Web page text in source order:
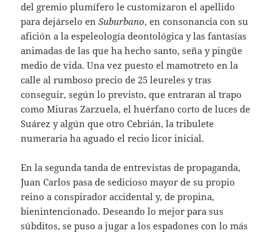
del gremio plumífero le customizaron el apellido
para dejárselo enSuburbano, en consonancia con su
afición a la espeleología deontológica y las fantasías
animadas de las que ha hecho santo, seña y pingüe
medio de vida. Una vez puesto el mamotreto en la
calle al rumboso precio de 25 leureles y tras
conseguir, según lo previsto, que entraran al trapo
como Miuras Zarzuela, el huérfano corto de luces de
Suárez y algún que otro Cebrián, la tribulete
numeraria ha aguado el recio licor inicial.
En la segunda tanda de entrevistas de propaganda,
Juan Carlos pasa de sedicioso mayor de su propio
reino a conspirador accidental y, de propina,
bienintencionado. Deseando lo mejor para sus
súbditos, se puso a jugar a los espadones con lo más